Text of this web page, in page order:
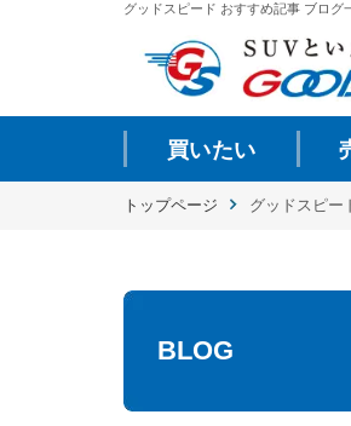
グッドスピード おすすめ記事 ブロ
買いたい
トップページ グッドスピー
BLOG